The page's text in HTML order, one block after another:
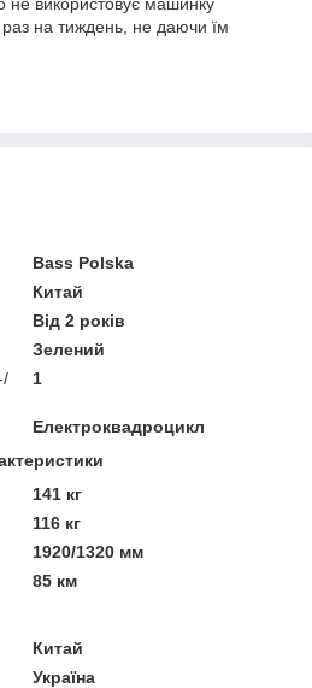
на тиждень, не даючи їм
Bass Polska
Китай
Від 2 років
Зелений
1
Електроквадроцикл
141 кг
116 кг
1920/1320 мм
85 км
Китай
Україна